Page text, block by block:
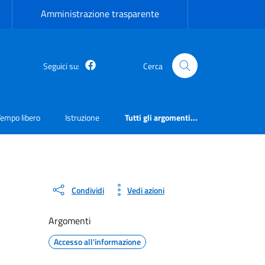
Amministrazione trasparente
Seguici su: Facebook Cerca
libero Istruzione Tutti gli argomenti...
Condividi Vedi azioni
Argomenti
Accesso all'informazione